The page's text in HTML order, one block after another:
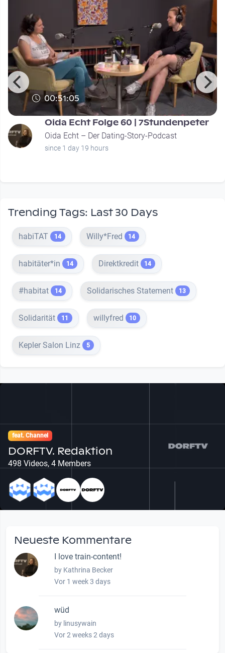
00:51:05
Oida Echt Folge 60 | 7Stundenpeter
Oida Echt – Der Dating-Story-Podcast
since 1 day 19 hours
Trending Tags: Last 30 Days
habiTAT 14 Willy*Fred 14
habitäter*in 14 Direktkredit 14
#habitat 14 Solidarisches Statement 13
Solidarität 11 willyfred 10
Kepler Salon Linz 5
feat. Channel
DORFTV. Redaktion
498 Videos, 4 Members
Neueste Kommentare
I love train-content!
by Kathrina Becker
Vor 1 week 3 days
wüd
by linusywain
Vor 2 weeks 2 days